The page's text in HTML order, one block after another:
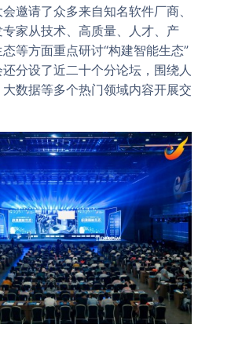
邀请了众多来自知名软件厂商、
家从技术、高质量、人才、产
等方面重点研讨“构建智能生态”
分设了近二十个分论坛，围绕人
数据等多个热门领域内容开展交